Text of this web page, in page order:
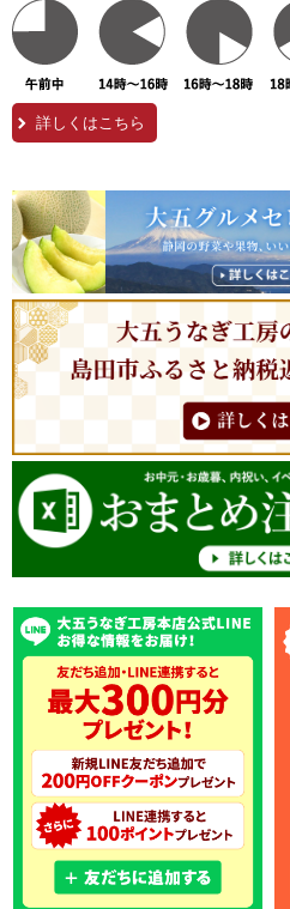
詳しくはこちら